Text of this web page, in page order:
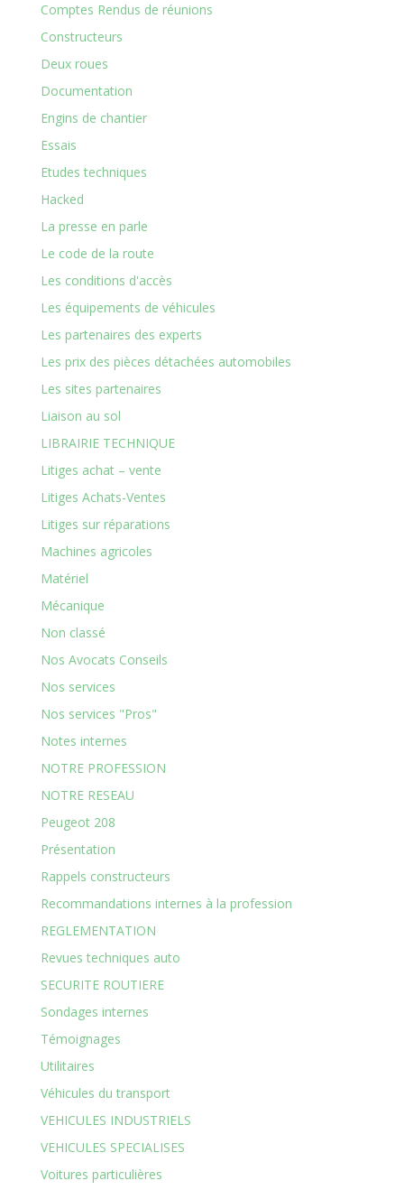
Comptes Rendus de réunions
Constructeurs
Deux roues
Documentation
Engins de chantier
Essais
Etudes techniques
Hacked
La presse en parle
Le code de la route
Les conditions d'accès
Les équipements de véhicules
Les partenaires des experts
Les prix des pièces détachées automobiles
Les sites partenaires
Liaison au sol
LIBRAIRIE TECHNIQUE
Litiges achat – vente
Litiges Achats-Ventes
Litiges sur réparations
Machines agricoles
Matériel
Mécanique
Non classé
Nos Avocats Conseils
Nos services
Nos services "Pros"
Notes internes
NOTRE PROFESSION
NOTRE RESEAU
Peugeot 208
Présentation
Rappels constructeurs
Recommandations internes à la profession
REGLEMENTATION
Revues techniques auto
SECURITE ROUTIERE
Sondages internes
Témoignages
Utilitaires
Véhicules du transport
VEHICULES INDUSTRIELS
VEHICULES SPECIALISES
Voitures particulières